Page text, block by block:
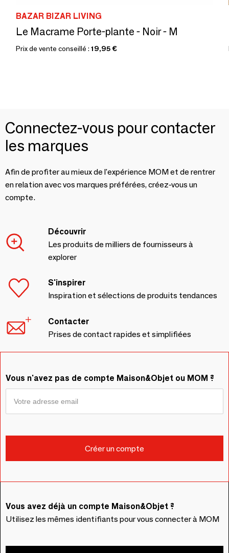
BAZAR BIZAR LIVING
Le Macrame Porte-plante - Noir - M
Prix de vente conseillé : 19,95 €
Connectez-vous pour contacter
les marques
Afin de profiter au mieux de l'expérience MOM et de rentrer
en relation avec vos marques préférées, créez-vous un
compte.
Découvrir
Les produits de milliers de fournisseurs à
explorer
S'inspirer
Inspiration et sélections de produits tendances
Contacter
Prises de contact rapides et simplifiées
Vous n'avez pas de compte Maison&Objet ou MOM ?
Vous avez déjà un compte Maison&Objet ?
Utilisez les mêmes identifiants pour vous connecter à MOM